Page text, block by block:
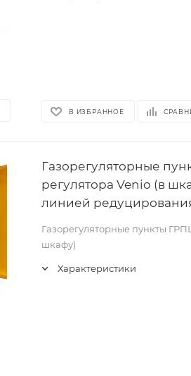
В ИЗБРАННОЕ
Газорегуляторные
регулятора Venio (в
линией
Газорегуляторные пункты
шкафу)
Характеристики